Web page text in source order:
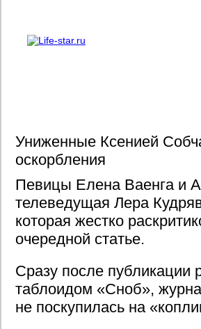
Униженные Ксенией
оскорбления
Певицы Елена Ваенга и
телеведущая Лера
которая жестко
очередной статье.
Сразу после публикации
таблоидом «Сноб»,
не поскупилась на